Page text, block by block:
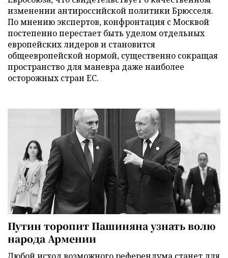
изменении антироссийской политики Брюсселя.
По мнению экспертов, конфронтация с Москвой
постепенно перестает быть уделом отдельных
европейских лидеров и становится
общеевропейской нормой, существенно сокращая
пространство для маневра даже наиболее
осторожных стран ЕС.
Путин торопит Пашиняна узнать волю
народа Армении